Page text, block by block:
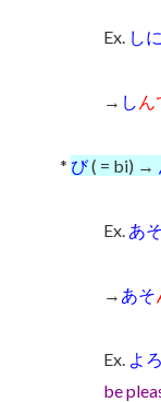
Ex. し
→ し ん
* び( = bi) →
Ex. あ
→ あそ
Ex. よ
be